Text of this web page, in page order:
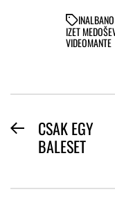
IN
IZET
VIDEOMANTE
BEJEGYZÉS
NAVIGÁCIÓ
PreviousCSAK EGY
BALESET